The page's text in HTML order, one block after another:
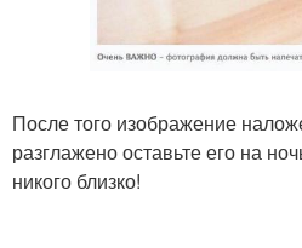
После того изображение
разглажено оставьте его на
никого близко!